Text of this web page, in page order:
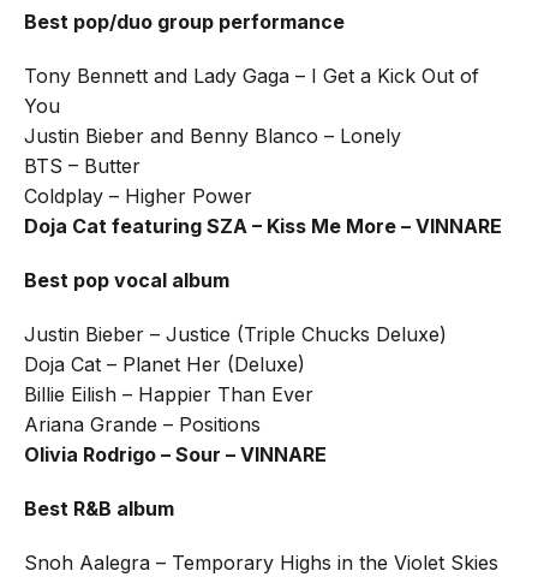
Best pop/duo group performance
Tony Bennett and Lady Gaga – I Get a Kick Out of
You
Justin Bieber and Benny Blanco – Lonely
BTS – Butter
Coldplay – Higher Power
Doja Cat featuring SZA – Kiss Me More – VINNARE
Best pop vocal album
Justin Bieber – Justice (Triple Chucks Deluxe)
Doja Cat – Planet Her (Deluxe)
Billie Eilish – Happier Than Ever
Ariana Grande – Positions
Olivia Rodrigo – Sour – VINNARE
Best R&B album
Snoh Aalegra – Temporary Highs in the Violet Skies